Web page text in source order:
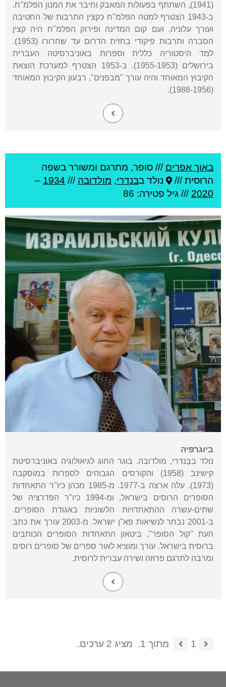
(1941), השתתף בפעולות המאבק וחיבר את המנון הפלמ"ח.
ב-1943 הצטרף למטה הפלמ"ח כקצין התרבות של החטיבה
ועורך עלוניה, ועם קום המדינה ופירוק הפלמ"ח היה קצין
הסברה ותרבות פיקודי בחזית הדרום עד שחרורו (1953).
למד היסטוריה כללית וספרות באוניברסיטה העברית
בירושלים (1955-1953). ב-1953 הצטרף למערכת הוצאת
הקיבוץ המאוחד והיה עורך "מבפנים", רבעון הקיבוץ המאוחד
(1988-1956).
באוך אפרים /// סופר, מתרגם ומשורר בשפה
הרוסית ///
נולד בבנדרי, מולדובה ///
1934
–
2020 /// גיל פטירה: 86
ביוגרפיה
נולד בבֶּנדרי, מולדובה. בוגר החוג לגיאולוגיה באוניברסיטת
קישינב (1958) והקורסים הגבוהים לספרות במוסקבה
(1973). עלה ארצה ב-1977. מ-1985 מכהן כיו"ר התאחדות
הסופרים הרוסים בישראל, ומ-1994 כיו"ר הפדרציה של
שתים-עשרה ההתאחדויות הלשוניות באגודת הסופרים.
ב-2001 נבחר לנשיאות פא"ן ישראל. מ-2003 עורך את כתב
העת "קול הסופר", ביטאון התאחדות הסופרים הכותבים
ברוסית בישראל. עורך ומוציא לאור ספרים של סופרים רוסים
ומרבה לתרגם פרוזה ושירה עברית לרוסית.
1 מתוך 1. מציג 2 ערכים.